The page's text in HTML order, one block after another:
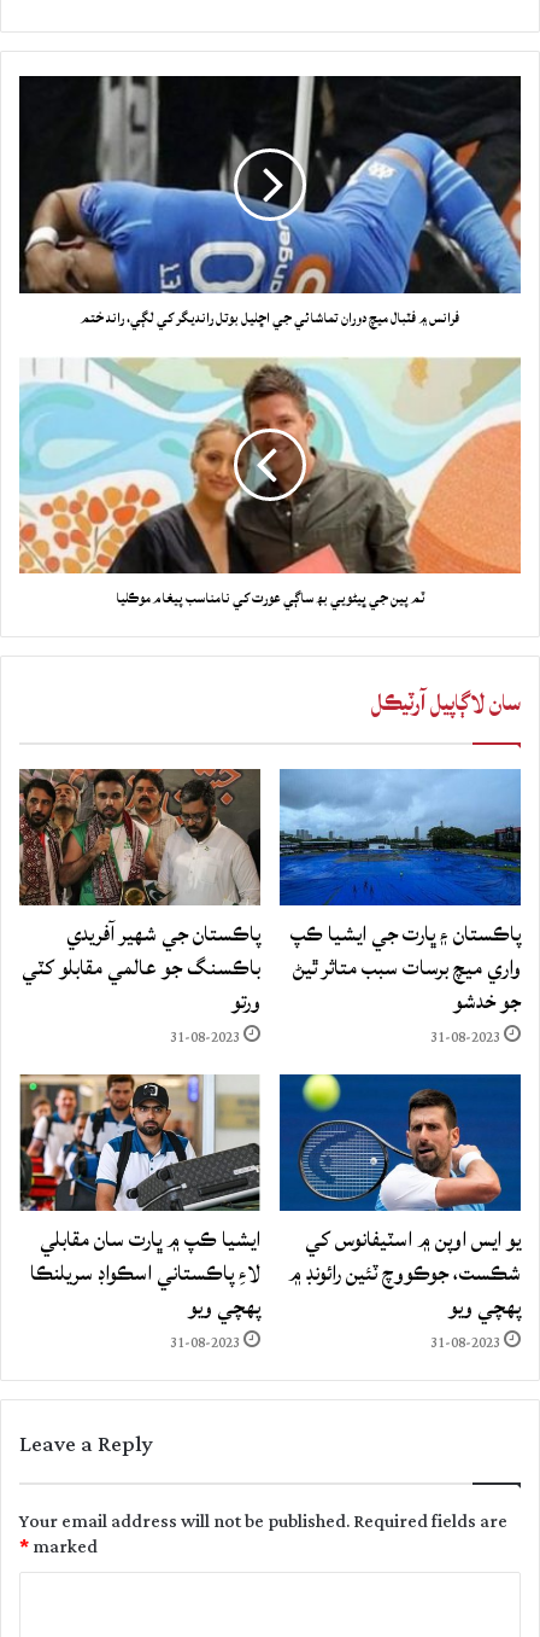
فرانس ۾ فٽبال ميچ دوران تماشائي جي اڇليل بوتل رانديگر کي لڳي، راند ختم
ٽم پين جي ڀيڻويي بھ ساڳي عورت کي نامناسب پيغام موڪليا
سان لاڳاپيل آرٽيڪل
پاڪستان ۽ ڀارت جي ايشيا ڪپ
واري ميچ برسات سبب متاثر ٿيڻ
جو خدشو
31-08-2023
پاڪستان جي شهير آفريدي
باڪسنگ جو عالمي مقابلو کٽي
ورتو
31-08-2023
يو ايس اوپن ۾ اسٽيفانوس کي
شڪست، جوڪووچ ٽئين رائونڊ ۾
پهچي ويو
31-08-2023
ايشيا ڪپ ۾ ڀارت سان مقابلي
لاءِ پاڪستاني اسڪواڊ سريلنڪا
پهچي ويو
31-08-2023
Leave a Reply
Your email address will not be published.Required fields are
marked
*